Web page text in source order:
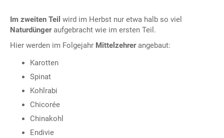
Im zweiten Teil wird im Herbst nur etwa halb so viel
Naturdünger aufgebracht wie im ersten Teil.
Hier werden im Folgejahr Mittelzehrerangebaut:
Karotten
Spinat
Kohlrabi
Chicorée
Chinakohl
Endivie